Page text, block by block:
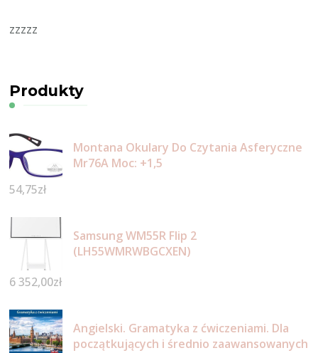
zzzzz
Produkty
Montana Okulary Do Czytania Asferyczne
Mr76A Moc: +1,5
54,75zł
Samsung WM55R Flip 2
(LH55WMRWBGCXEN)
6 352,00zł
Angielski. Gramatyka z ćwiczeniami. Dla
początkujących i średnio zaawansowanych